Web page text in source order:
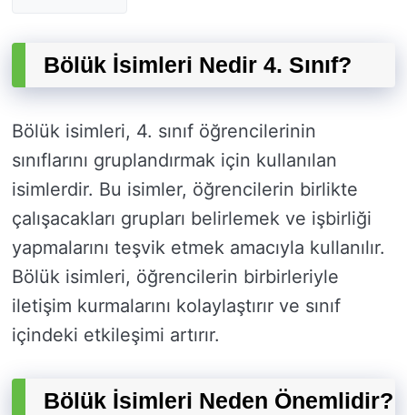
Bölük İsimleri Nedir 4. Sınıf?
Bölük isimleri, 4. sınıf öğrencilerinin
sınıflarını gruplandırmak için kullanılan
isimlerdir. Bu isimler, öğrencilerin birlikte
çalışacakları grupları belirlemek ve işbirliği
yapmalarını teşvik etmek amacıyla kullanılır.
Bölük isimleri, öğrencilerin birbirleriyle
iletişim kurmalarını kolaylaştırır ve sınıf
içindeki etkileşimi artırır.
Bölük İsimleri Neden Önemlidir?